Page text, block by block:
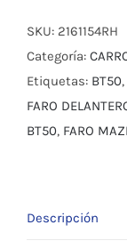
SKU: 2161154RH
Categoría:
Etiquetas: BT50,
FARO
BT50, FARO
Descripción